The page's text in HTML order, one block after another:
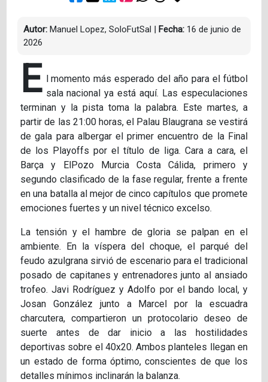
Autor: Manuel Lopez, SoloFutSal | Fecha: 16 de junio de
2026
E l momento más esperado del año para el fútbol
sala nacional ya está aquí. Las especulaciones
terminan y la pista toma la palabra. Este martes, a
partir de las 21:00 horas, el Palau Blaugrana se vestirá
de gala para albergar el primer encuentro de la Final
de los Playoffs por el título de liga. Cara a cara, el
Barça y ElPozo Murcia Costa Cálida, primero y
segundo clasificado de la fase regular, frente a frente
en una batalla al mejor de cinco capítulos que promete
emociones fuertes y un nivel técnico excelso.
La tensión y el hambre de gloria se palpan en el
ambiente. En la víspera del choque, el parqué del
feudo azulgrana sirvió de escenario para el tradicional
posado de capitanes y entrenadores junto al ansiado
trofeo. Javi Rodríguez y Adolfo por el bando local, y
Josan González junto a Marcel por la escuadra
charcutera, compartieron un protocolario deseo de
suerte antes de dar inicio a las hostilidades
deportivas sobre el 40x20. Ambos planteles llegan en
un estado de forma óptimo, conscientes de que los
detalles mínimos inclinarán la balanza.